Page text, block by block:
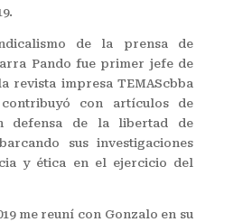
de la prensa de
Pando fue primer jefe de
revista impresa TEMAScbba
con artículos de
defensa de la libertad de
sus investigaciones
y ética en el ejercicio del
me reuní con Gonzalo en su